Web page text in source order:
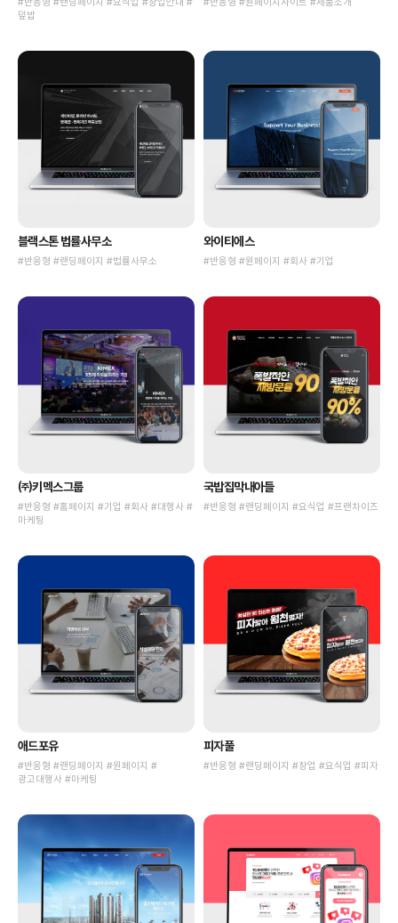
덮밥
블랙스톤 법률사무소
#반응형 #랜딩페이지 #법률사무소
와이티에스
#반응형 #원페이지 #회사 #기업
㈜키멕스그룹
#반응형 #홈페이지 #기업 #회사 #대행사 #
마케팅
국밥집막내아들
#반응형 #랜딩페이지 #요식업 #프랜차이즈
애드포유
#반응형 #랜딩페이지 #원페이지 #
광고대행사 #마케팅
피자풀
#반응형 #랜딩페이지 #창업 #요식업 #피자